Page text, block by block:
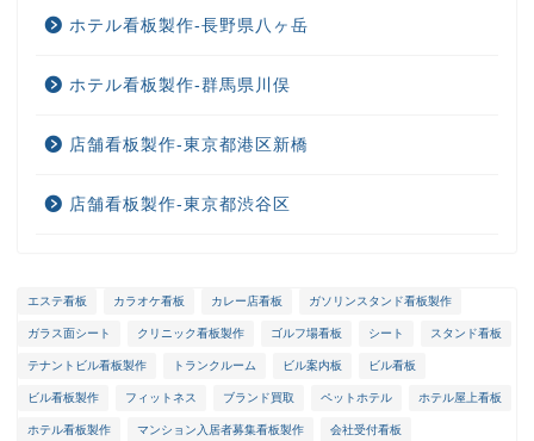
ホテル看板製作-長野県八ヶ岳
ホテル看板製作-群馬県川俣
店舗看板製作-東京都港区新橋
店舗看板製作-東京都渋谷区
エステ看板 カラオケ看板 カレー店看板 ガソリンスタンド看板製作
ガラス面シート クリニック看板製作 ゴルフ場看板 シート スタンド看板
テナントビル看板製作 トランクルーム ビル案内板 ビル看板
ビル看板製作 フィットネス ブランド買取 ペットホテル ホテル屋上看板
ホテル看板製作 マンション入居者募集看板製作 会社受付看板
ホーム
選ばれる理由